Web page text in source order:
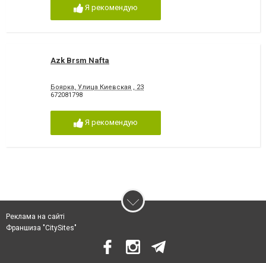
Я рекомендую
Azk Brsm Nafta
Боярка, Улица Киевская , 23
672081798
Я рекомендую
Реклама на сайті
Франшиза "CitySites"